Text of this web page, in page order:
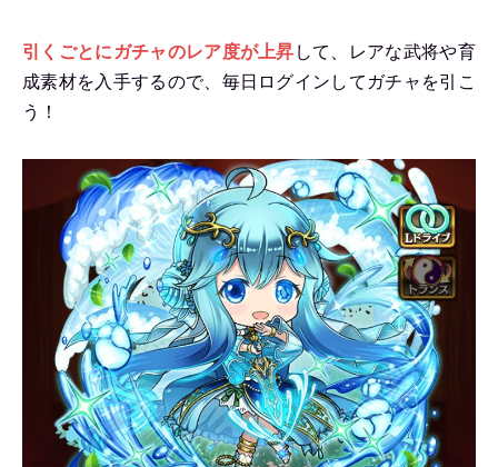
引くごとにガチャのレア度が上昇 して、レアな武将や育
成素材を入手するので、毎日ログインしてガチャを引こ
う！